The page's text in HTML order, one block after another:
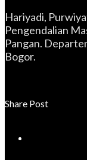
Hariyadi,
Pengendalian
Pangan.
Bogor.
Share Post